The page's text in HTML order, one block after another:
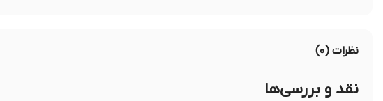
نظرات (۰)
نقد و بررسی‌ها